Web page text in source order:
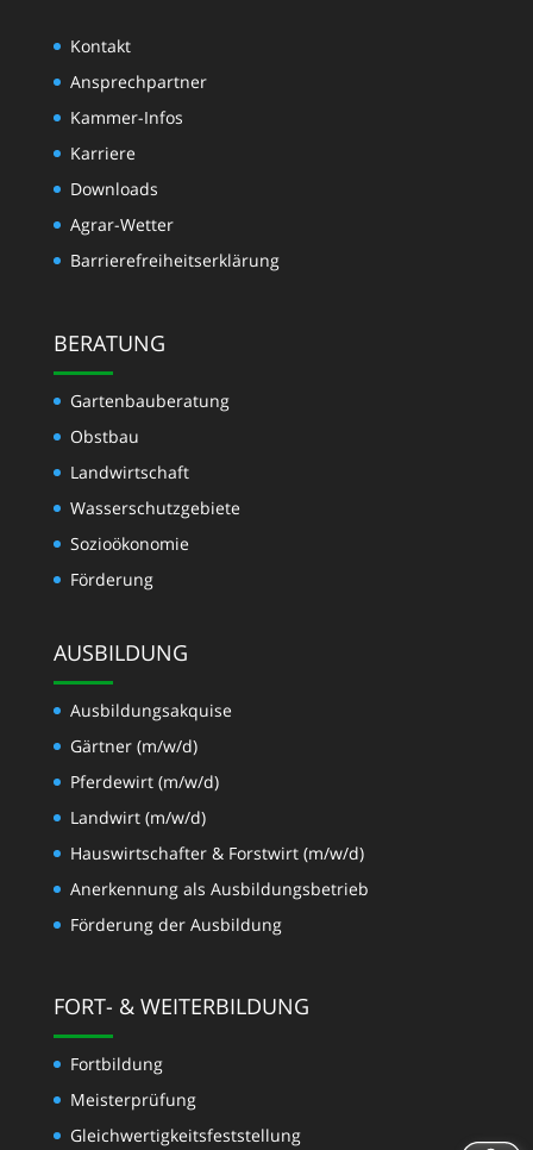
Kontakt
Ansprechpartner
Kammer-Infos
Karriere
Downloads
Agrar-Wetter
Barrierefreiheitserklärung
BERATUNG
Gartenbauberatung
Obstbau
Landwirtschaft
Wasserschutzgebiete
Sozioökonomie
Förderung
AUSBILDUNG
Ausbildungsakquise
Gärtner (m/w/d)
Pferdewirt (m/w/d)
Landwirt (m/w/d)
Hauswirtschafter & Forstwirt (m/w/d)
Anerkennung als Ausbildungsbetrieb
Förderung der Ausbildung
FORT- & WEITERBILDUNG
Fortbildung
Meisterprüfung
Gleichwertigkeits­feststellung